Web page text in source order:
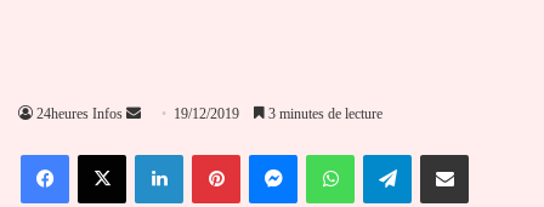
24heures Infos
Envoyer
courriel
19/12/2019 3 minutes de lecture
FacebookX LinkedinPinterestMessengerWhatsAppTelegramPartager par email